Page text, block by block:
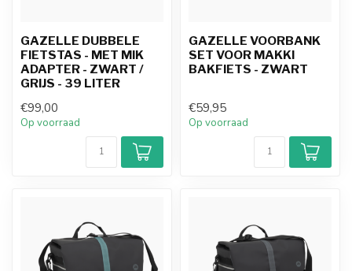
GAZELLE DUBBELE
FIETSTAS - MET MIK
ADAPTER - ZWART /
GRIJS - 39 LITER
€99,00
Op voorraad
GAZELLE VOORBANK
SET VOOR MAKKI
BAKFIETS - ZWART
€59,95
Op voorraad